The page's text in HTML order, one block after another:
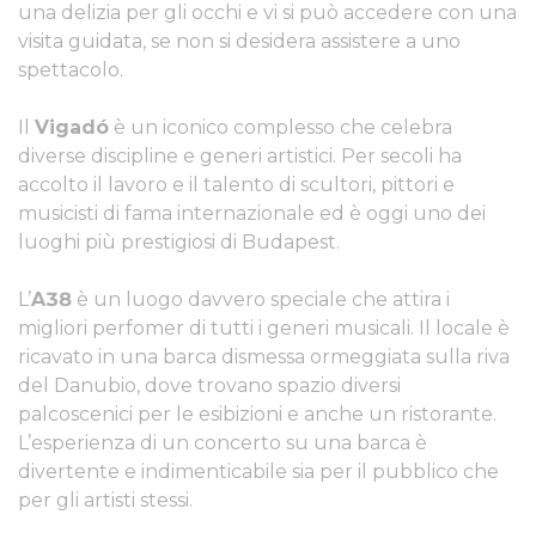
una delizia per gli occhi e vi si può accedere con una
visita guidata, se non si desidera assistere a uno
spettacolo.
Il Vigadó è un iconico complesso che celebra
diverse discipline e generi artistici. Per secoli ha
accolto il lavoro e il talento di scultori, pittori e
musicisti di fama internazionale ed è oggi uno dei
luoghi più prestigiosi di Budapest.
L’A38 è un luogo davvero speciale che attira i
migliori perfomer di tutti i generi musicali. Il locale è
ricavato in una barca dismessa ormeggiata sulla riva
del Danubio, dove trovano spazio diversi
palcoscenici per le esibizioni e anche un ristorante.
L’esperienza di un concerto su una barca è
divertente e indimenticabile sia per il pubblico che
per gli artisti stessi.